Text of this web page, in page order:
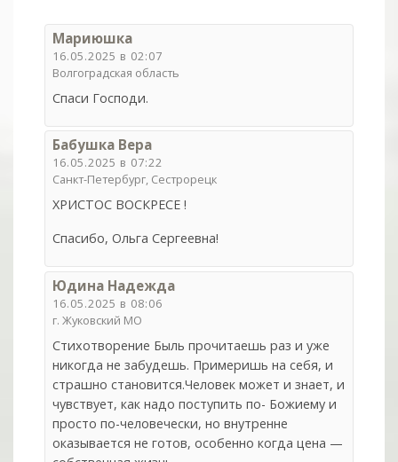
Мариюшка
16.05.2025 в 02:07
Волгоградская область
Спаси Господи.
Бабушка Вера
16.05.2025 в 07:22
Санкт-Петербург, Сестрорецк
ХРИСТОС ВОСКРЕСЕ !
Спасибо, Ольга Сергеевна!
Юдина Надежда
16.05.2025 в 08:06
г. Жуковский МО
Стихотворение Быль прочитаешь раз и уже
никогда не забудешь. Примеришь на себя, и
страшно становится.Человек может и знает, и
чувствует, как надо поступить по- Божиему и
просто по-человечески, но внутренне
оказывается не готов, особенно когда цена —